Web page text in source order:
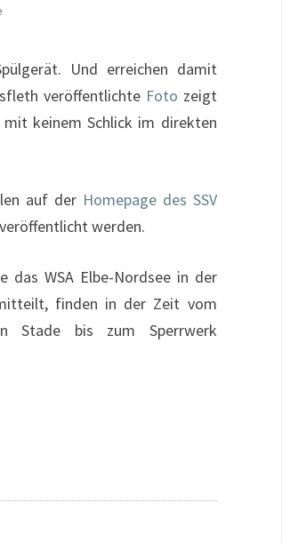
Und erreichen damit
veröffentlichte Foto zeigt
keinem Schlick im direkten
auf der Homepage des SSV
werden.
das WSA Elbe-Nordsee in der
finden in der Zeit vom
Stade bis zum Sperrwerk